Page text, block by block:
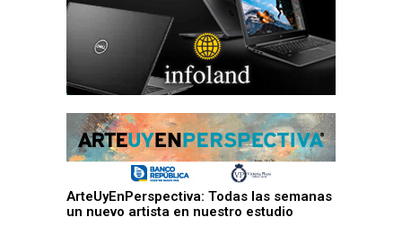
ArteUyEnPerspectiva: Todas las semanas
un nuevo artista en nuestro estudio